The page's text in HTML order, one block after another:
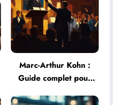
Marc-Arthur Kohn :
Guide complet pour